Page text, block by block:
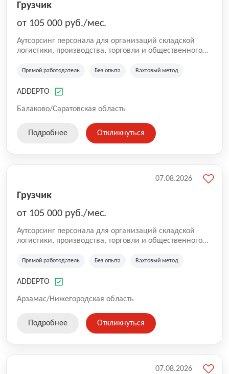
Грузчик
от 105 000 руб./мес.
Аутсорсинг персонала для организаций складской
логистики, производства, торговли и общественного
персонала в России. Наша компания успешно трудится
собрать качественную команду. Работа без опыта,
штабелера, вахта, работа с проживанием, сотрудник
для мужчин, работа для женщин.
Прямой работодатель Без опыта Вахтовый метод
ADDEPTO
Балаково/Саратовская область
Подробнее Откликнуться
Грузчик
от 105 000 руб./мес.
Аутсорсинг персонала для организаций складской
логистики, производства, торговли и общественного
персонала в России. Наша компания успешно трудится
собрать качественную команду. Работа без опыта,
штабелера, вахта, работа с проживанием, сотрудник
для мужчин, работа для женщин.
Прямой работодатель Без опыта Вахтовый метод
ADDEPTO
Арзамас/Нижегородская область
07.08.2026
Подробнее Откликнуться
07.08.2026